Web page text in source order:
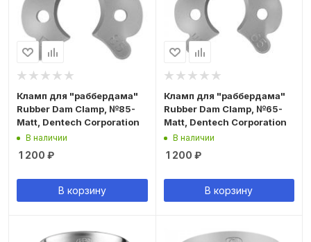
Кламп для "раббердама"
Rubber Dam Clamp, №85-
Matt, Dentech Corporation
В наличии
1 200 ₽
В корзину
Кламп для "раббердама"
Rubber Dam Clamp, №65-
Matt, Dentech Corporation
В наличии
1 200 ₽
В корзину